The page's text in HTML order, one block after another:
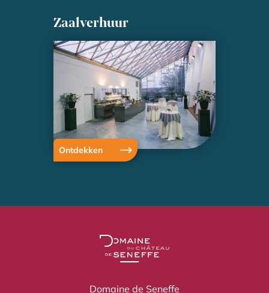
Zaalverhuur
Ontdekken
Domaine de Seneffe